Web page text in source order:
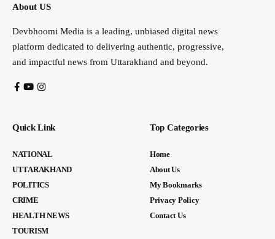
About US
Devbhoomi Media is a leading, unbiased digital news
platform dedicated to delivering authentic, progressive,
and impactful news from Uttarakhand and beyond.
Quick Link
NATIONAL
UTTARAKHAND
POLITICS
CRIME
HEALTH NEWS
TOURISM
Top Categories
Home
About Us
My Bookmarks
Privacy Policy
Contact Us